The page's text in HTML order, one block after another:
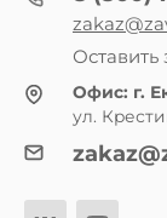
Оставить
Офис: г.
ул.